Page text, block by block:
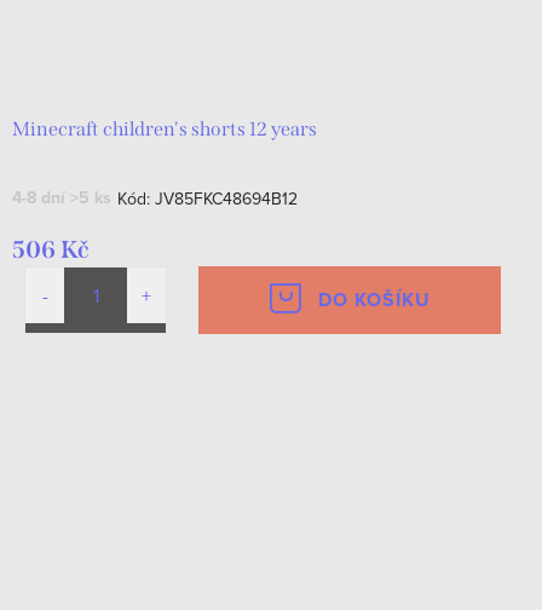
Minecraft children's shorts 12 years
4-8 dní >5 ks Kód: JV85FKC48694B12
506 Kč
DO KOŠÍKU